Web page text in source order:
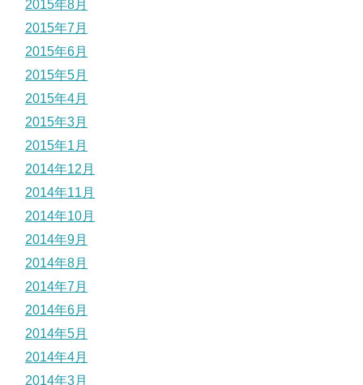
2015年8月
2015年7月
2015年6月
2015年5月
2015年4月
2015年3月
2015年1月
2014年12月
2014年11月
2014年10月
2014年9月
2014年8月
2014年7月
2014年6月
2014年5月
2014年4月
2014年3月